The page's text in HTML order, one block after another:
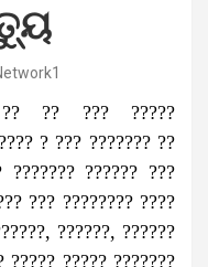
?? ?? ??? ?????
? ??? ??????? ??
??????? ?????? ???
??? ???????? ????
??????, ??????
????? ????? ???????